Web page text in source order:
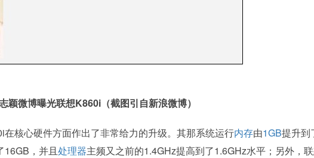
颖微博曝光联想K860i（截图引自新浪微博）
核心硬件方面作出了非常给力的升级。其那系统运行内存由1GB提升到
16GB，并且处理器主频又之前的1.4GHz提高到了1.6GHz水平；另外，